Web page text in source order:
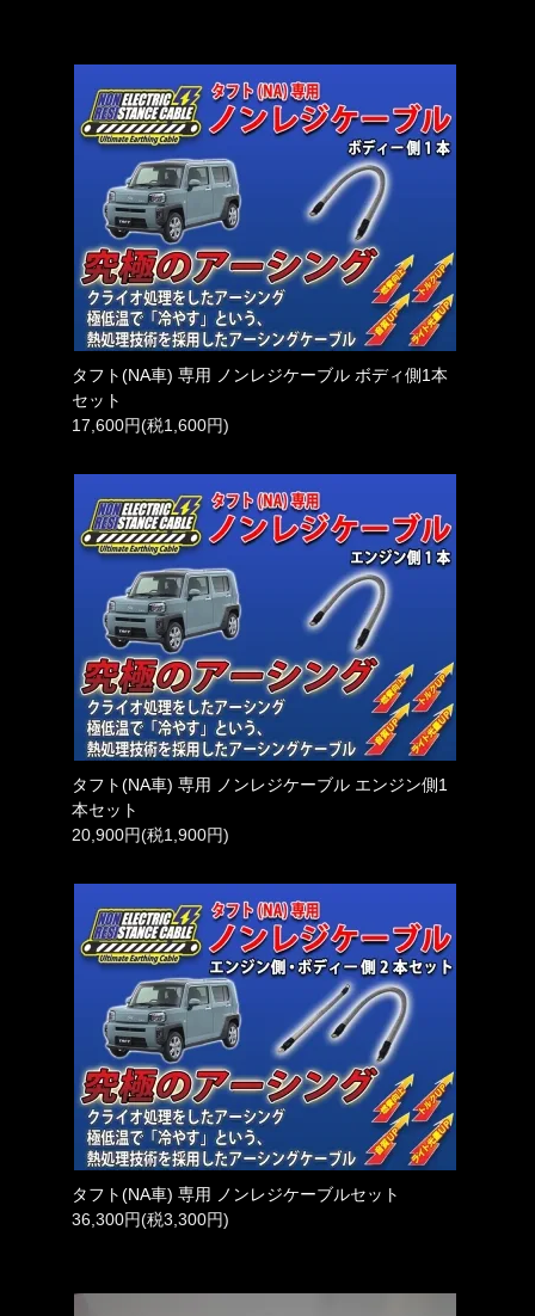
タフト(NA車) 専用 ノンレジケーブル ボディ側1本
セット
17,600円(税1,600円)
タフト(NA車) 専用 ノンレジケーブル エンジン側1
本セット
20,900円(税1,900円)
タフト(NA車) 専用 ノンレジケーブルセット
36,300円(税3,300円)